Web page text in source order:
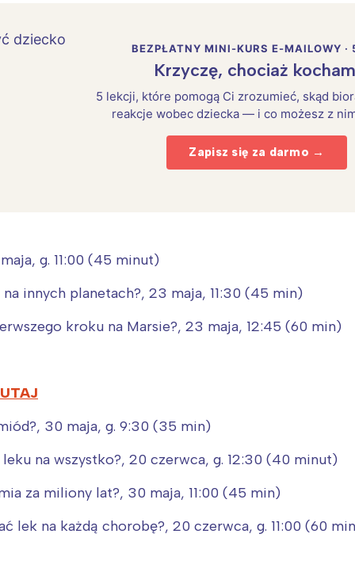
BEZPŁATNY MINI-KURS E-MAILOWY ·
Krzyczę, chociaż
5 lekcji, które pomogą Ci zrozumieć, skąd
reakcje wobec dziecka — i co możesz z
Zapisz się za darmo →
g. 11:00 (45 minut)
innych planetach?, 23 maja, 11:30 (45 min)
kroku na Marsie?, 23 maja, 12:45 (60 min)
30 maja, g. 9:30 (35 min)
na wszystko?, 20 czerwca, g. 12:30 (40 minut)
za miliony lat?, 30 maja, 11:00 (45 min)
lek na każdą chorobę?, 20 czerwca, g. 11:00 (60
mnie wydarzenia z tego regionu:
Śląsk